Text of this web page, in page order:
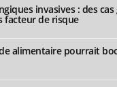
invasives : des cas
facteur de risque
alimentaire pourrait